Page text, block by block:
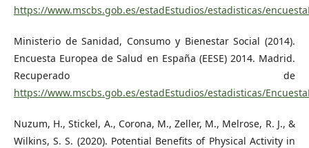
https://www.mscbs.gob.es/estadEstudios/estadisticas/
Ministerio de Sanidad, Consumo y Bienestar Social (2014).
Encuesta Europea de Salud en España (EESE) 2014. Madrid.
Recuperado de
https://www.mscbs.gob.es/estadEstudios/estadisticas/
Nuzum, H., Stickel, A., Corona, M., Zeller, M., Melrose, R. J., &
Wilkins, S. S. (2020). Potential Benefits of Physical Activity in